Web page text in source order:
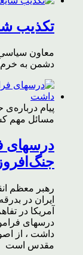
تکذیب
معاون
دشمن به
پیام
مسائل مهم
درسهای
رهبر معظم
ایران در
آمریکا در
درسهای
داشت ، از
مقدس است